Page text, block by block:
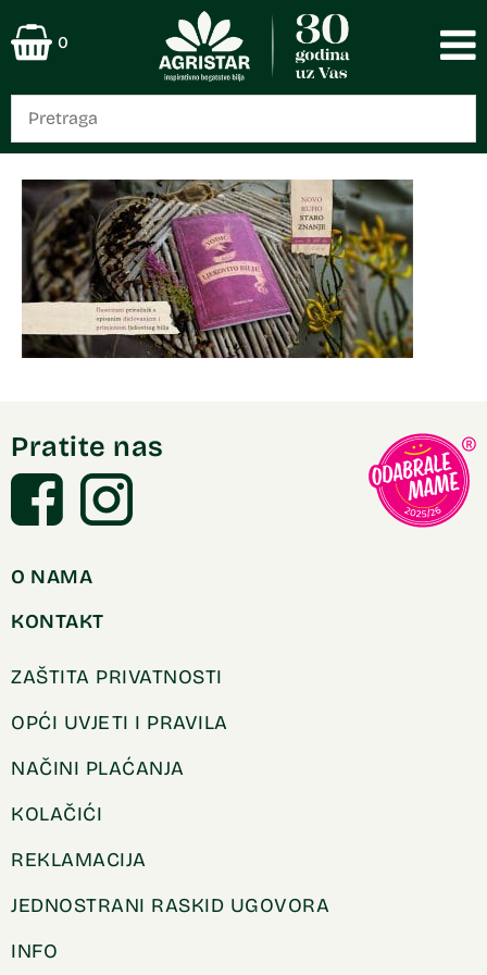
0
Pratite nas
O NAMA
KONTAKT
ZAŠTITA PRIVATNOSTI
OPĆI UVJETI I PRAVILA
NAČINI PLAĆANJA
KOLAČIĆI
REKLAMACIJA
JEDNOSTRANI RASKID UGOVORA
INFO